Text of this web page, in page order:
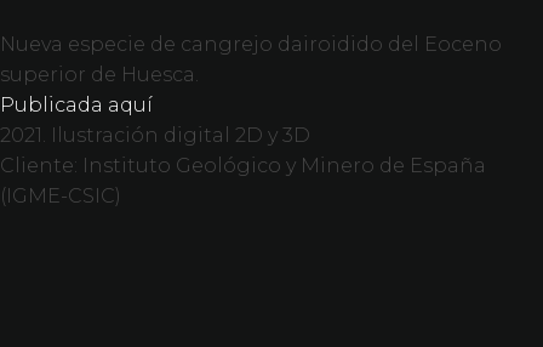
Nueva especie de cangrejo dairoidido del Eoceno
superior de Huesca.
Publicada aquí
2021. Ilustración digital 2D y 3D
Cliente: Instituto Geológico y Minero de España
(IGME-CSIC)